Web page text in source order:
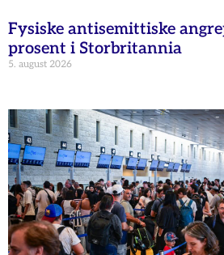
Fysiske antisemittiske
prosent i Storbritannia
5. august 2026